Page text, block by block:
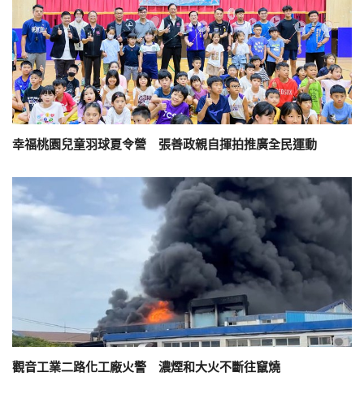
幸福桃園兒童羽球夏令營 張善政親自揮拍推廣全民運動
觀音工業二路化工廠火警 濃煙和大火不斷往竄燒